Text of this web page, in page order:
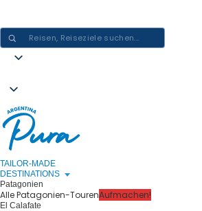
TAILOR-MADE
DESTINATIONS
Patagonien
Alle Patagonien-TourenAufmachen!
El Calafate